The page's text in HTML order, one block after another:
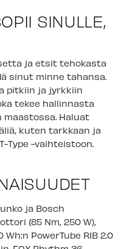
SINULLE,
ja etsit tehokasta
sinut minne tahansa.
pitkiin ja jyrkkiin
tekee hallinnasta
maastossa. Haluat
kuten tarkkaan ja
Type -vaihteistoon.
ja Bosch
(85 Nm, 250 W),
PowerTube RIB 2.0